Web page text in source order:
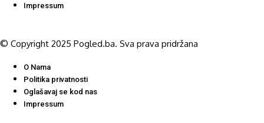
Impressum
© Copyright 2025 Pogled.ba. Sva prava pridržana
O Nama
Politika privatnosti
Oglašavaj se kod nas
Impressum